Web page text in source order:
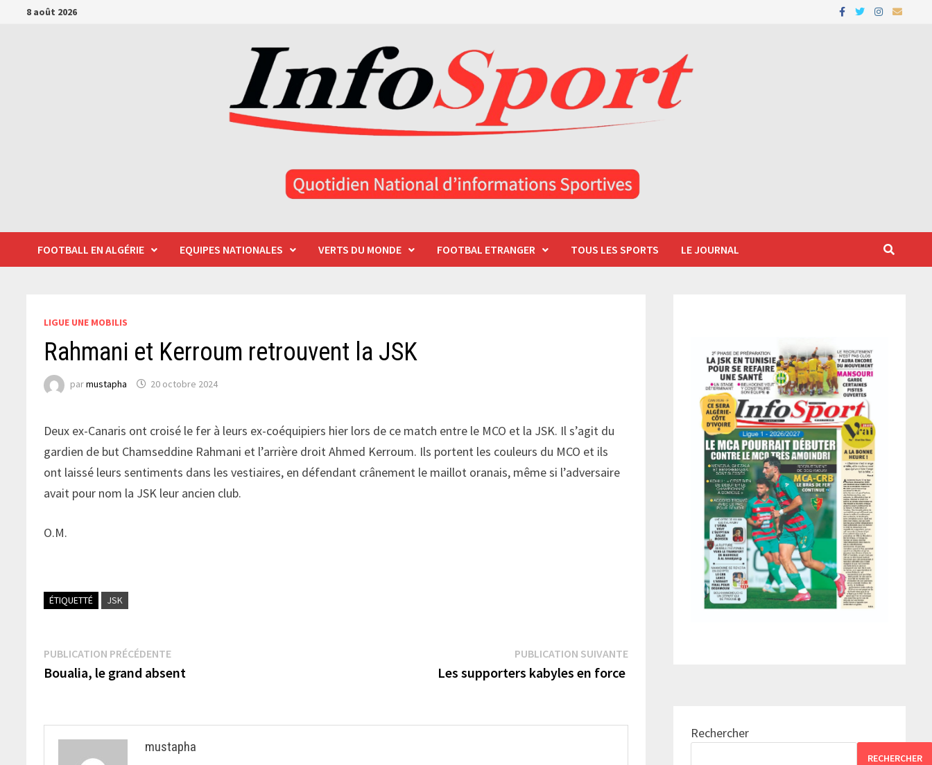
Passer8 août 2026
FOOTBALL EN ALGÉRIE EQUIPES NATIONALES VERTS DU MONDE FOOTBAL ETRANGER TOUS LES SPORTS LE JOURNAL
LIGUE UNE MOBILIS
Rahmani et Kerroum retrouvent la JSK
parmustapha 20 octobre 2024
Deux ex-Canaris ont croisé le fer à leurs ex-coéquipiers hier lors de ce match entre le MCO et la JSK. Il s’agit du
gardien de but Chamseddine Rahmani et l’arrière droit Ahmed Kerroum. Ils portent les couleurs du MCO et ils
ont laissé leurs sentiments dans les vestiaires, en défendant crânement le maillot oranais, même si l’adversaire
avait pour nom la JSK leur ancien club.
O.M.
ÉTIQUETTÉ JSK
Navigation
de
PUBLICATION PRÉCÉDENTEPublication
précédente :
Boualia, le grand absent
PUBLICATION SUIVANTEPublication
Les supporters kabyles en force
mustapha
Rechercher
RECHERCHER